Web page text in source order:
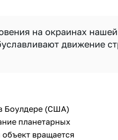
на окраинах
движение
Боулдере (США)
планетарных
вращается